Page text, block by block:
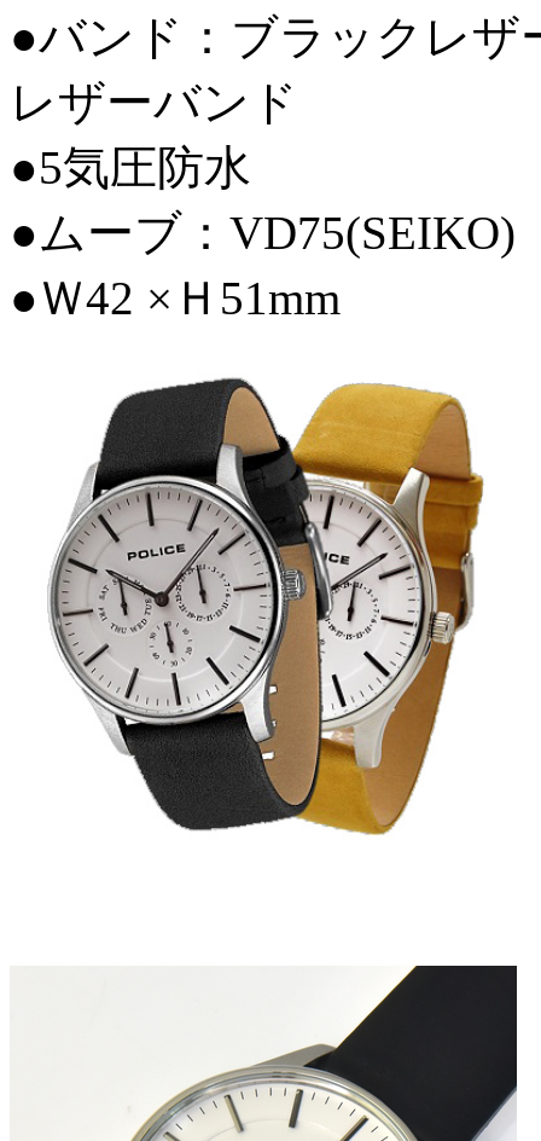
●バンド：ブラックレ
レザーバンド
●5気圧防水
●ムーブ：VD75(SEIKO)
●Ｗ42 ×Ｈ51mm